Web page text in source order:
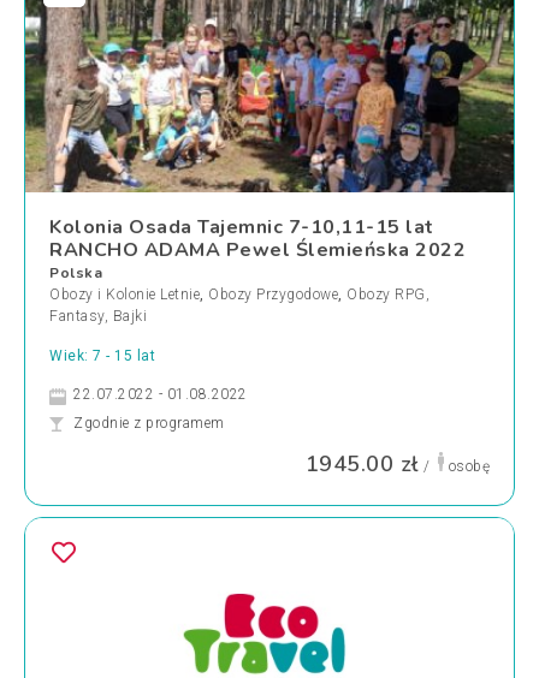
Kolonia Osada Tajemnic 7-10,11-15 lat
RANCHO ADAMA Pewel Ślemieńska 2022
Polska
Obozy i Kolonie Letnie, Obozy Przygodowe, Obozy RPG,
Fantasy, Bajki
Wiek: 7 - 15 lat
22.07.2022 - 01.08.2022
Zgodnie z programem
1945.00 zł / osobę